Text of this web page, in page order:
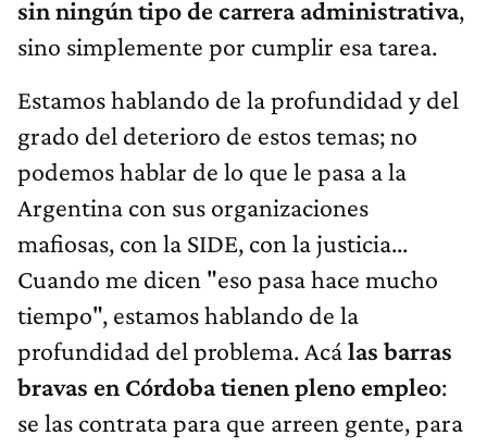
sino simplemente por cumplir esa tarea.
Estamos hablando de la profundidad y del
grado del deterioro de estos temas; no
podemos hablar de lo que le pasa a la
Argentina con sus organizaciones
mafiosas, con la SIDE, con la justicia...
Cuando me dicen "eso pasa hace mucho
tiempo", estamos hablando de la
profundidad del problema. Acálas barras
bravas en Córdoba tienen pleno empleo:
se las contrata para que arreen gente, para
que llenen actos, para que se ofrezcan de